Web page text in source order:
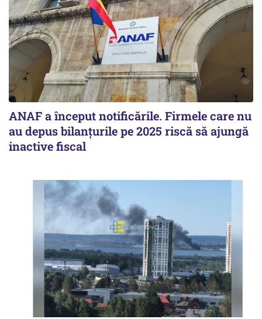
ANAF a început notificările. Firmele care nu
au depus bilanțurile pe 2025 riscă să ajungă
inactive fiscal